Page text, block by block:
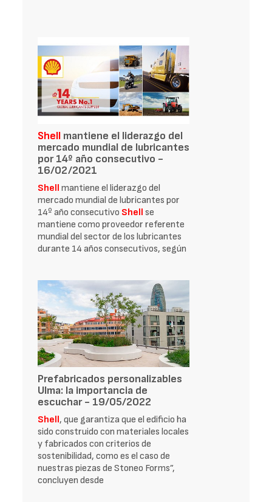
Shell mantiene el liderazgo del
mercado mundial de lubricantes
por 14º año consecutivo -
16/02/2021
Shell mantiene el liderazgo del
mercado mundial de lubricantes por
14º año consecutivo Shell se
mantiene como proveedor referente
mundial del sector de los lubricantes
durante 14 años consecutivos, según
Prefabricados personalizables
Ulma: la importancia de
escuchar - 19/05/2022
Shell, que garantiza que el edificio ha
sido construido con materiales locales
y fabricados con criterios de
sostenibilidad, como es el caso de
nuestras piezas de Stoneo Forms”,
concluyen desde